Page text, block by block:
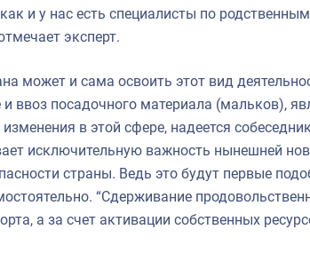
и у нас есть специалисты по
эксперт.
может и сама освоить этот вид
ввоз посадочного материала (мальков),
в этой сфере, надеется
исключительную важность нынешней
страны. Ведь это будут первые
“Сдерживание
а за счет активации собственных